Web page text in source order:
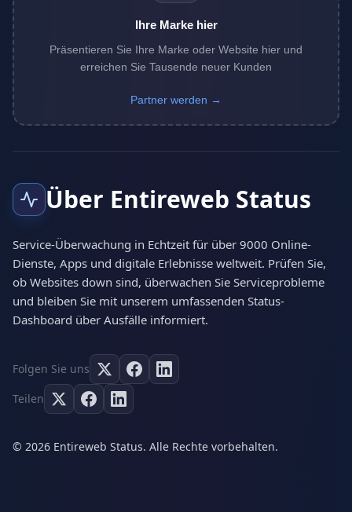
Ihre Marke hier
Präsentieren Sie Ihre Marke oder Website hier und
erreichen Sie Tausende neuer Kunden
Partner werden →
Über Entireweb Status
Service-Überwachung in Echtzeit für über 9000 Online-
Dienste, Apps und digitale Erlebnisse weltweit. Prüfen Sie,
ob Websites down sind, überwachen Sie Serviceprobleme
und bleiben Sie mit unserem umfassenden Status-
Dashboard über Ausfälle informiert.
Folgen Sie uns
Teilen
© 2026 Entireweb Status. Alle Rechte vorbehalten.